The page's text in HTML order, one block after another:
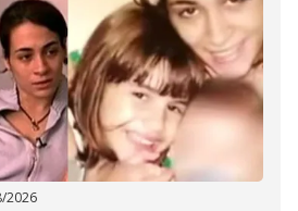
2026